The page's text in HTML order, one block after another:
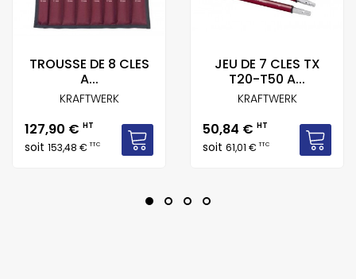
TROUSSE DE 8 CLES
A...
KRAFTWERK
Prix
127,90 € HT
soit 153,48 €TTC
JEU DE 7 CLES TX
T20-T50 A...
KRAFTWERK
Prix
50,84 € HT
soit 61,01 €TTC